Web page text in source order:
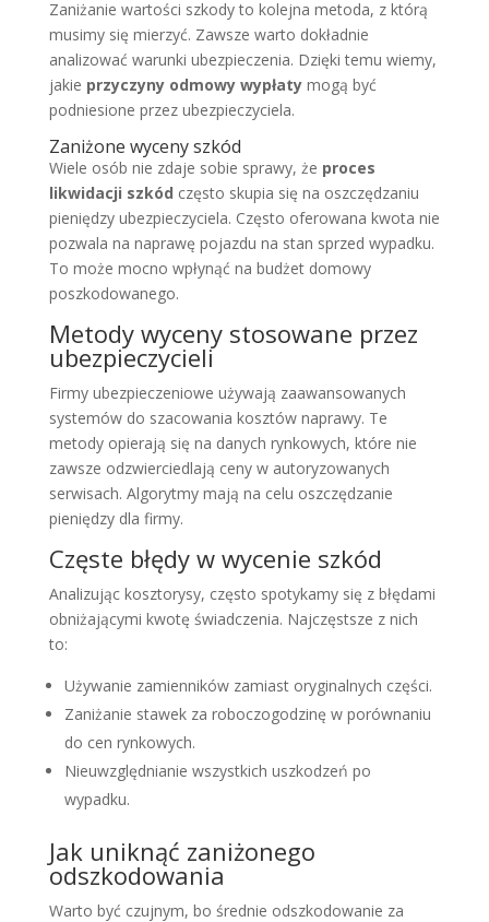
Zaniżanie wartości szkody to kolejna metoda, z którą
musimy się mierzyć. Zawsze warto dokładnie
analizować warunki ubezpieczenia. Dzięki temu wiemy,
jakie przyczyny odmowy wypłatymogą być
podniesione przez ubezpieczyciela.
Zaniżone wyceny szkód
Wiele osób nie zdaje sobie sprawy, że proces
likwidacji szkód często skupia się na oszczędzaniu
pieniędzy ubezpieczyciela. Często oferowana kwota nie
pozwala na naprawę pojazdu na stan sprzed wypadku.
To może mocno wpłynąć na budżet domowy
poszkodowanego.
Metody wyceny stosowane przez
ubezpieczycieli
Firmy ubezpieczeniowe używają zaawansowanych
systemów do szacowania kosztów naprawy. Te
metody opierają się na danych rynkowych, które nie
zawsze odzwierciedlają ceny w autoryzowanych
serwisach. Algorytmy mają na celu oszczędzanie
pieniędzy dla firmy.
Częste błędy w wycenie szkód
Analizując kosztorysy, często spotykamy się z błędami
obniżającymi kwotę świadczenia. Najczęstsze z nich
to:
Używanie zamienników zamiast oryginalnych części.
Zaniżanie stawek za roboczogodzinę w porównaniu
do cen rynkowych.
Nieuwzględnianie wszystkich uszkodzeń po
wypadku.
Jak uniknąć zaniżonego
odszkodowania
Warto być czujnym, bo średnie odszkodowanie za